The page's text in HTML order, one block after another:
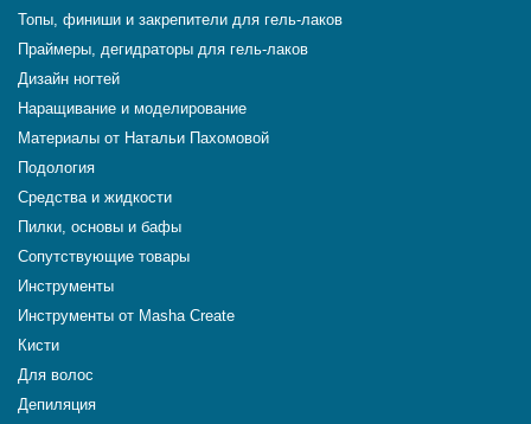
Топы, финиши и закрепители для гель-лаков
Праймеры, дегидраторы для гель-лаков
Дизайн ногтей
Наращивание и моделирование
Материалы от Натальи Пахомовой
Подология
Средства и жидкости
Пилки, основы и бафы
Сопутствующие товары
Инструменты
Инструменты от Masha Create
Кисти
Для волос
Депиляция